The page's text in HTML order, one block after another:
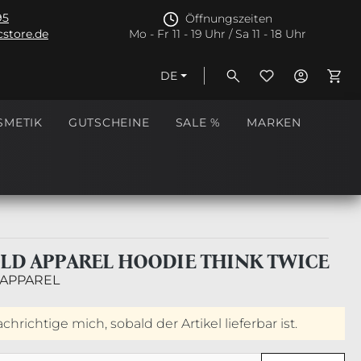
Öffnungszeiten
Mo - Fr 11 - 19 Uhr / Sa 11 - 18 Uhr
DE
GUTSCHEINE SALE % MARKEN
APPAREL HOODIE THINK TWICE
mich, sobald der Artikel lieferbar ist.